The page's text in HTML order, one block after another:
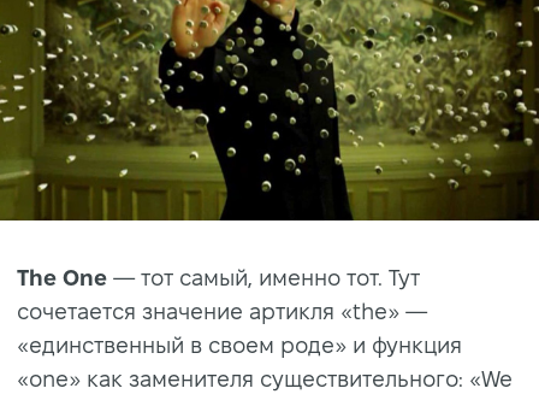
The One — тот самый, именно тот. Тут
сочетается значение артикля «the» —
«единственный в своем роде» и функция
«one» как заменителя существительного: «We